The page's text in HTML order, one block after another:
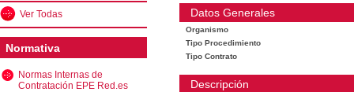
Ver Todas
Normativa
Normas Internas de
Contratación EPE Red.es
Datos Generales
Organismo
Tipo Procedimiento
Tipo Contrato
Descripción